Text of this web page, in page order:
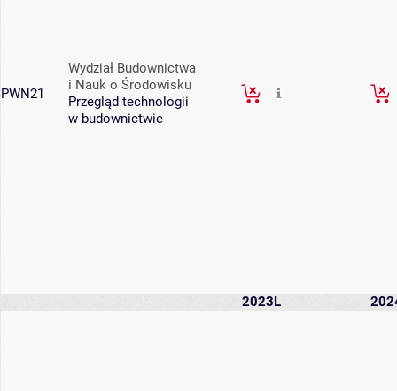
PWN21
Wydział Budownictwa
i Nauk o Środowisku
Przegląd technologii
w budownictwie
2023L